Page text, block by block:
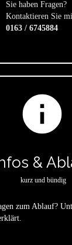
Sie haben Fragen?
Kontaktieren Sie
0163 / 6745884
info
&
kurz und bündig
zum Ablauf?